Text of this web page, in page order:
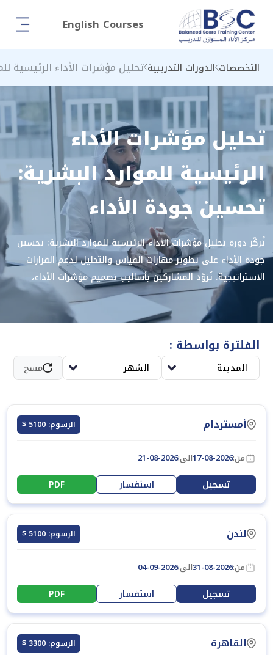
English Courses
التخصصات الدورات التدريبية تحليل مؤشرات الأداء الرئيسية
تحليل مؤشرات الأداء
الرئيسية للموارد البشرية:
تحسين جودة الأداء
تُركّز دورة تحليل مؤشرات الأداء الرئيسية للموارد البشرية: تحسين
جودة الأداء على تطوير مهارات القياس والتحليل لدعم القرارات
الاستراتيجية. تُزوّد المشاركين بأساليب تصميم مؤشرات الأداء،
وتفسير النتائج، ومتابعة التحسين المستمر. كما تُساعدهم على رفع
جودة الأداء وتعزيز الكفاءة التشغيلية داخل المؤسسات.
الفلترة بواسطة :
المدينة الشهر مسح
أمستردام الرسوم: 5100 $
من:17-08-2026الى:21-08-2026
تسجيل استفسار PDF
لندن الرسوم: 5100 $
من:31-08-2026الى:04-09-2026
تسجيل استفسار PDF
القاهرة الرسوم: 3300 $